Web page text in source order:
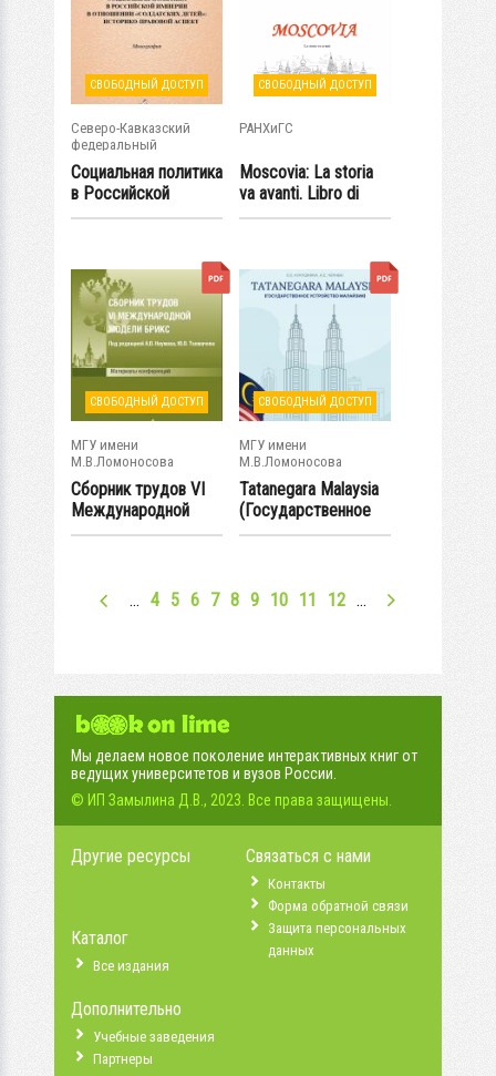
СВОБОДНЫЙ ДОСТУП
Северо-Кавказский
федеральный
университет
Социальная политика
в Российской
империи в...
СВОБОДНЫЙ ДОСТУП
РАНХиГС
Moscovia: La storia
va avanti. Libro di
lettura....
СВОБОДНЫЙ ДОСТУП
МГУ имени
М.В.Ломоносова
Сборник трудов VI
Международной
модели БРИКС
СВОБОДНЫЙ ДОСТУП
МГУ имени
М.В.Ломоносова
Tatanegara Malaysia
(Государственное
устройство...
… 4 5 6 7 8 9 10 11 12 …
Мы делаем новое поколение интерактивных книг от
ведущих университетов и вузов России.
© ИП Замылина Д.В., 2023. Все права защищены.
Другие ресурсы
Каталог
Все издания
Дополнительно
Учебные заведения
Партнеры
Связаться с нами
Контакты
Форма обратной связи
Защита персональных
данных